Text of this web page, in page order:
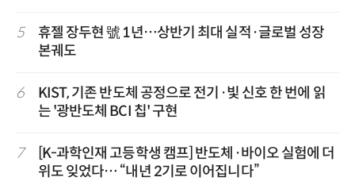
5
휴젤 장두현 號 1년…상반기 최대 실적·글로벌 성장
본궤도
6
KIST, 기존 반도체 공정으로 전기·빛 신호 한 번에 읽
는 '광반도체 BCI 칩' 구현
7
[K-과학인재 고등학생 캠프] 반도체·바이오 실험에 더
위도 잊었다… “내년 2기로 이어집니다”